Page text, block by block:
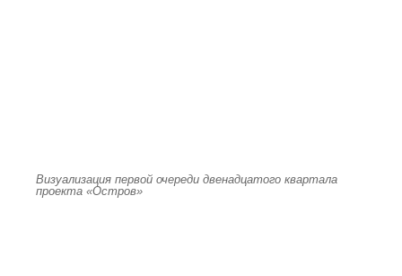
Визуализация первой очереди двенадцатого квартала
проекта «Остров»